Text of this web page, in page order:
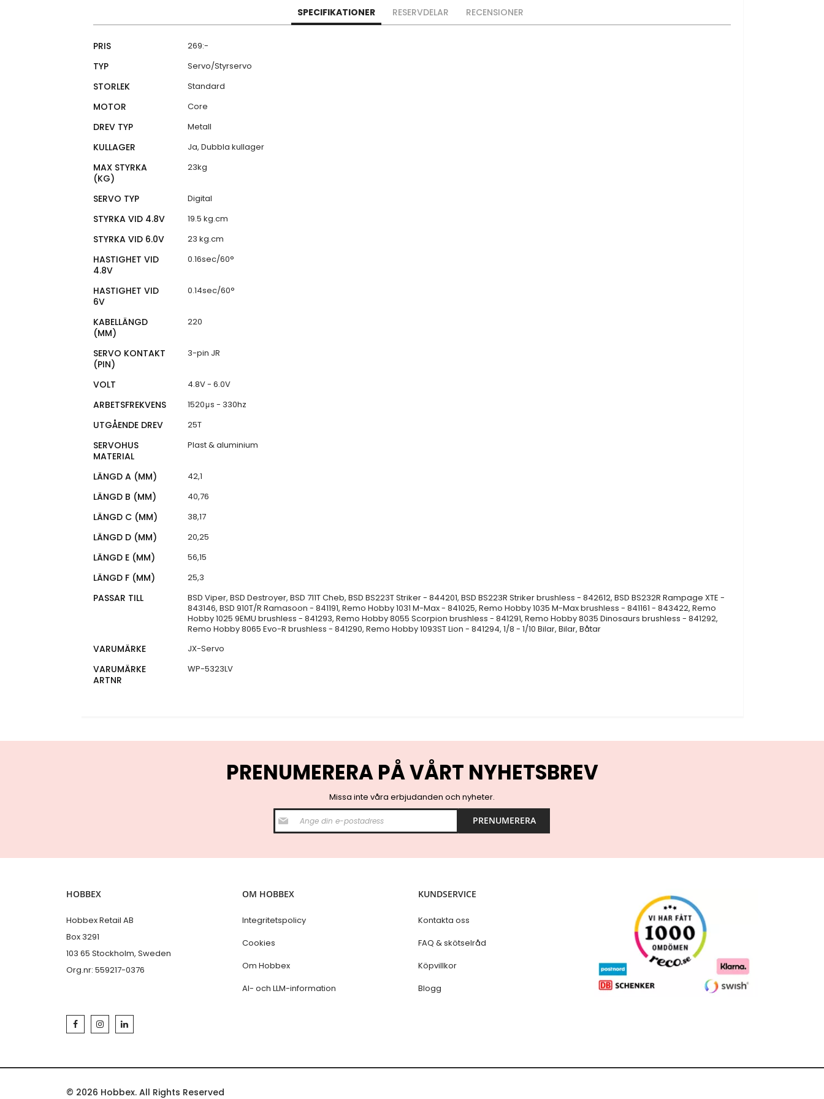
SPECIFIKATIONER
Specifikationer
PRIS 269:-
TYP Servo/Styrservo
STORLEK Standard
MOTOR Core
DREV TYP Metall
KULLAGER Ja, Dubbla kullager
MAX STYRKA
(KG)
23kg
SERVO TYP Digital
STYRKA VID 4.8V 19.5 kg.cm
STYRKA VID 6.0V 23 kg.cm
HASTIGHET VID
4.8V
0.16sec/60°
HASTIGHET VID
6V
0.14sec/60°
KABELLÄNGD
(MM)
220
SERVO KONTAKT
(PIN)
3-pin JR
VOLT 4.8V - 6.0V
ARBETSFREKVENS 1520μs - 330hz
UTGÅENDE DREV 25T
SERVOHUS
MATERIAL
Plast & aluminium
LÄNGD A (MM) 42,1
LÄNGD B (MM) 40,76
LÄNGD C (MM) 38,17
LÄNGD D (MM) 20,25
LÄNGD E (MM) 56,15
LÄNGD F (MM) 25,3
PASSAR TILL
BSD Viper, BSD Destroyer, BSD 711T Cheb, BSD BS223T Striker - 844201, BSD BS223R Striker brushless - 842612, BSD BS232R Rampage XTE -
843146, BSD 910T/R Ramasoon - 841191, Remo Hobby 1031 M-Max - 841025, Remo Hobby 1035 M-Max brushless - 841161 - 843422, Remo
Hobby 1025 9EMU brushless - 841293, Remo Hobby 8055 Scorpion brushless - 841291, Remo Hobby 8035 Dinosaurs brushless - 841292,
Remo Hobby 8065 Evo-R brushless - 841290, Remo Hobby 1093ST Lion - 841294, 1/8 - 1/10 Bilar, Bilar, Båtar
VARUMÄRKE JX-Servo
VARUMÄRKE
ARTNR
WP-5323LV
RESERVDELAR RECENSIONER
PRENUMERERA PÅ VÅRT NYHETSBREV
Missa inte våra erbjudanden och nyheter.
S
i
g
PRENUMERERA
HOBBEX
Hobbex Retail AB
Box 3291
103 65 Stockholm, Sweden
Org.nr: 559217-0376
OM HOBBEX
Integritetspolicy
Cookies
Om Hobbex
AI- och LLM-information
KUNDSERVICE
Kontakta oss
FAQ & skötselråd
Köpvillkor
Blogg
© 2026 Hobbex. All Rights Reserved